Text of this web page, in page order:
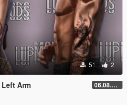
51 2
Arm 06.08.2026